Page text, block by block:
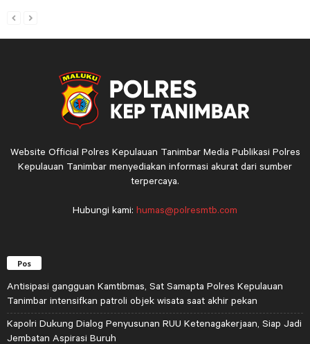
Website Official Polres Kepulauan Tanimbar Media Publikasi Polres
Kepulauan Tanimbar menyediakan informasi akurat dari sumber
terpercaya.
Hubungi kami: humas@polresmtb.com
Pos
Antisipasi gangguan Kamtibmas, Sat Samapta Polres Kepulauan
Tanimbar intensifkan patroli objek wisata saat akhir pekan
Kapolri Dukung Dialog Penyusunan RUU Ketenagakerjaan, Siap Jadi
Jembatan Aspirasi Buruh